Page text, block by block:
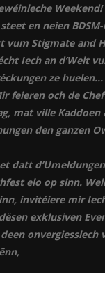
en neien
vum Stigmate and
Iech an d’Welt
ze
feieren och de Chef
mat ville Kaddoen
den ganzen
datt
elo op sinn. Well
invitéiere mir
exklusiven
onvergiesslech